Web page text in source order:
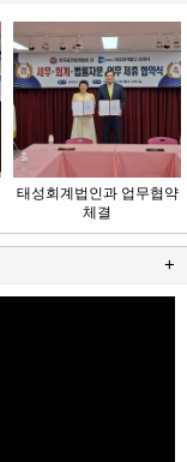
태성회계법인과 업무협약
체결
+